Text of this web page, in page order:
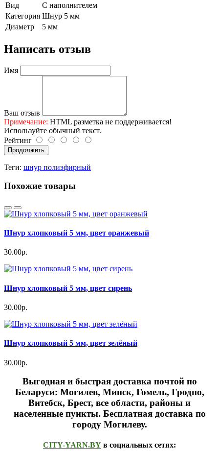
Вид
С наполнителем
Категория Шнур 5 мм
Диаметр
5 мм
Написать отзыв
Имя
Ваш отзыв
Примечание: HTML разметка не поддерживается!
Используйте обычный текст.
Рейтинг
Продолжить
Теги: шнур полиэфирный
Похожие товары
Шнур хлопковый 5 мм, цвет оранжевый
30.00р.
Шнур хлопковый 5 мм, цвет сирень
30.00р.
Шнур хлопковый 5 мм, цвет зелёный
30.00р.
Выгодная и быстрая доставка почтой по
Беларуси: Могилев, Минск, Гомель, Гродно,
Витебск, Брест, все области, районы и
населенные пункты. Бесплатная доставка по
городу Могилеву.
CITY-YARN.BY в социальных сетях: